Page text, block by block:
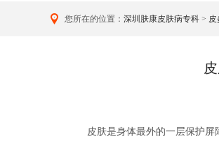
您所在的位置： 深圳肤康皮肤病专科 > 皮
皮肤是身体最外的一层保护